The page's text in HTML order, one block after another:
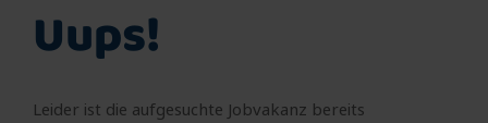
Uups!
Leider ist die aufgesuchte Jobvakanz bereits